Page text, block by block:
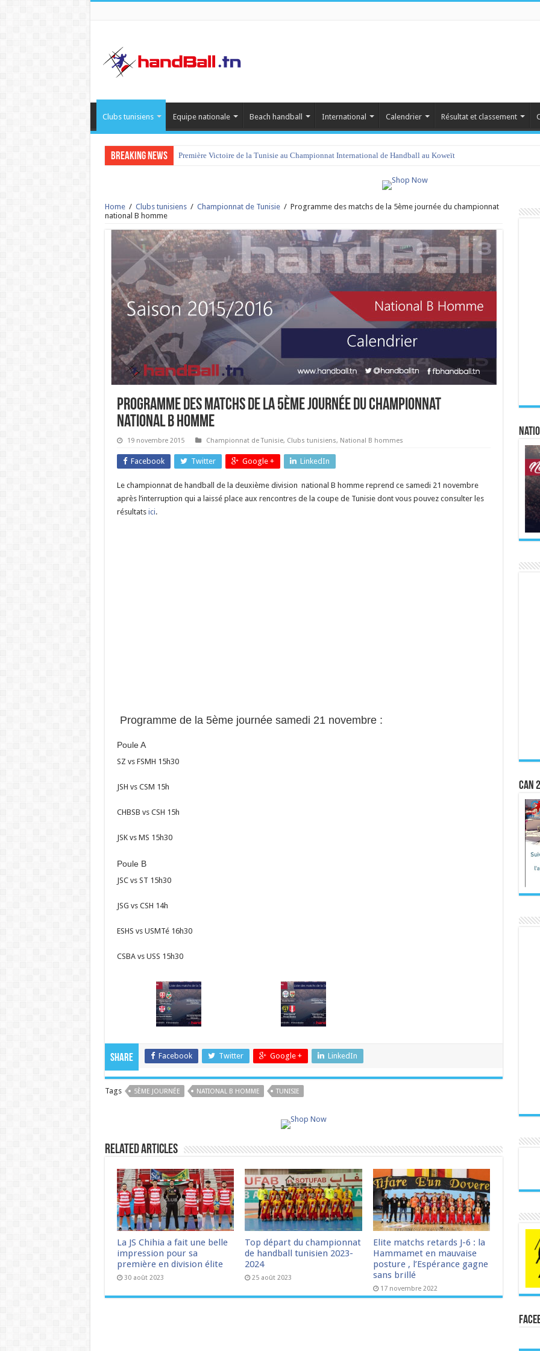
Clubs tunisiens Equipe nationale Beach handball International Calendrier Résultat et classement
Breaking News Première Victoire de la Tunisie au Championnat International de Handball au Koweït
Home / Clubs tunisiens / Championnat de Tunisie / Programme des matchs de la 5ème journée du championnat
national B homme
Programme des matchs de la 5ème journée du championnat
national B homme
19 novembre 2015 Championnat de Tunisie, Clubs tunisiens, National B hommes
Facebook Twitter Google + LinkedIn
Le championnat de handball de la deuxième division national B homme reprend ce samedi 21 novembre
après l’interruption qui a laissé place aux rencontres de la coupe de Tunisie dont vous pouvez consulter les
résultats ici.
Programme de la 5ème journée samedi 21 novembre :
Poule A
SZ vs FSMH 15h30
JSH vs CSM 15h
CHBSB vs CSH 15h
JSK vs MS 15h30
Poule B
JSC vs ST 15h30
JSG vs CSH 14h
ESHS vs USMTé 16h30
CSBA vs USS 15h30
Share Facebook Twitter Google + LinkedIn
Tags 5ÈME JOURNÉE NATIONAL B HOMME TUNISIE
Related Articles
La JS Chihia a fait une belle
impression pour sa
première en division élite
30 août 2023
Top départ du championnat
de handball tunisien 2023-
2024
25 août 2023
Elite matchs retards J-6 : la
Hammamet en mauvaise
posture , l’Espérance gagne
sans brillé
17 novembre 2022
CAN